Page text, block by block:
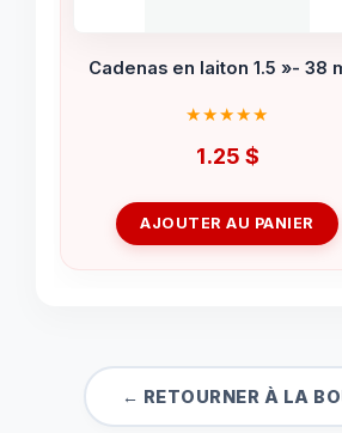
Cadenas en laiton 1.5 »- 38
1.25 $
AJOUTER AU PANIER
← RETOURNER À LA